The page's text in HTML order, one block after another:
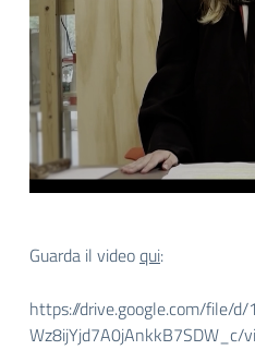
Guarda il videoqui:
https://drive.google.com/file/d/
Wz8ijYjd7A0jAnkkB7SDW_c/